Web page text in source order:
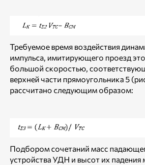
Требуемое время воздействия
импульса, имитирующего проезд
большой скоростью,
верхней части прямоугольника 5
рассчитано следующим образом:
Подбором сочетаний масс
устройства УДН и высот их